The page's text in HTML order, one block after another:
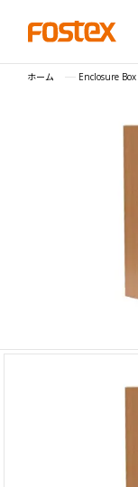
ホーム Enclosure Box